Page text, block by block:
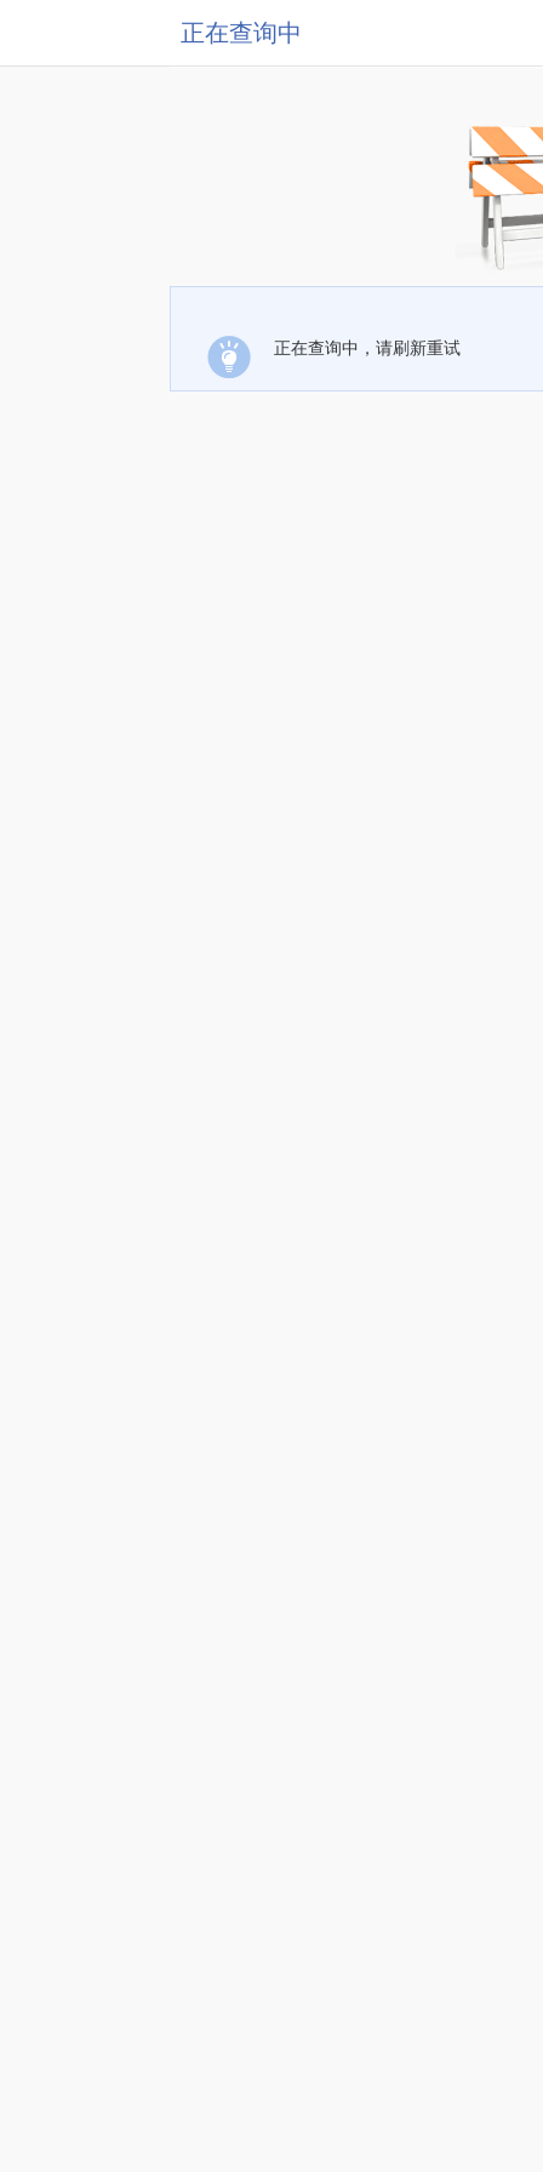
正在查询中
正在查询中，请刷新重试